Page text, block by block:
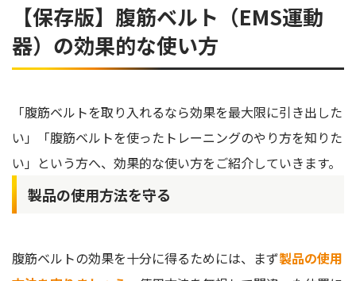
【保存版】腹筋ベルト（EMS運動
器）の効果的な使い方
「腹筋ベルトを取り入れるなら効果を最大限に引き出した
い」「腹筋ベルトを使ったトレーニングのやり方を知りた
い」という方へ、効果的な使い方をご紹介していきます。
製品の使用方法を守る
腹筋ベルトの効果を十分に得るためには、まず製品の使用